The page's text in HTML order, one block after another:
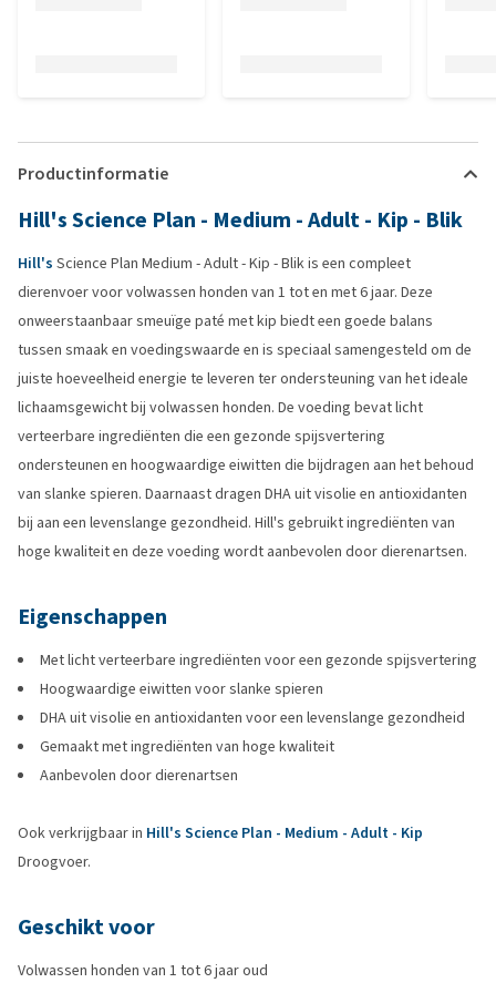
Productinformatie
Hill's Science Plan - Medium - Adult - Kip - Blik
Hill's Science Plan Medium - Adult - Kip - Blik is een compleet
dierenvoer voor volwassen honden van 1 tot en met 6 jaar. Deze
onweerstaanbaar smeuïge paté met kip biedt een goede balans
tussen smaak en voedingswaarde en is speciaal samengesteld om de
juiste hoeveelheid energie te leveren ter ondersteuning van het ideale
lichaamsgewicht bij volwassen honden. De voeding bevat licht
verteerbare ingrediënten die een gezonde spijsvertering
ondersteunen en hoogwaardige eiwitten die bijdragen aan het behoud
van slanke spieren. Daarnaast dragen DHA uit visolie en antioxidanten
bij aan een levenslange gezondheid. Hill's gebruikt ingrediënten van
hoge kwaliteit en deze voeding wordt aanbevolen door dierenartsen.
Eigenschappen
Met licht verteerbare ingrediënten voor een gezonde spijsvertering
Hoogwaardige eiwitten voor slanke spieren
DHA uit visolie en antioxidanten voor een levenslange gezondheid
Gemaakt met ingrediënten van hoge kwaliteit
Aanbevolen door dierenartsen
Ook verkrijgbaar in Hill's Science Plan - Medium - Adult - Kip
Droogvoer.
Geschikt voor
Volwassen honden van 1 tot 6 jaar oud